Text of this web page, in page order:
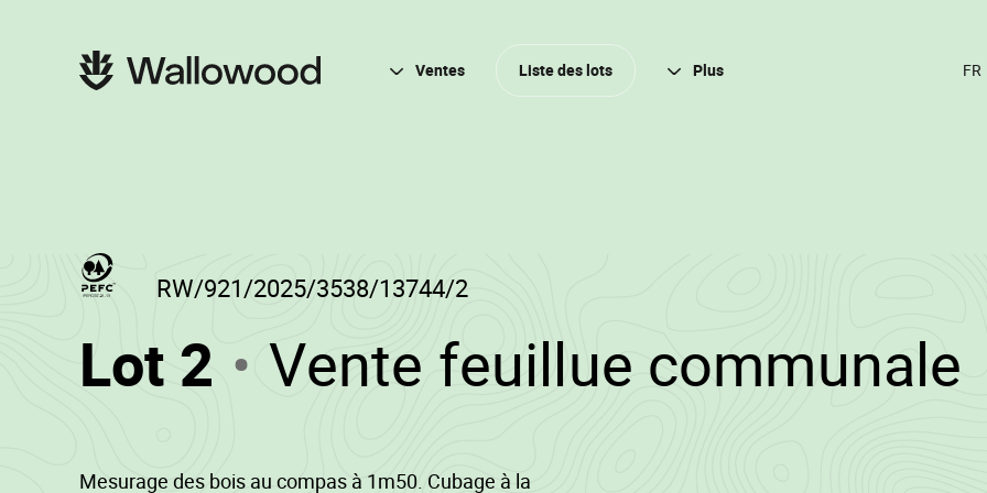
navigation
Lot 2 (RW/921/2025/3538/13744/
Vente feuillue communale
RW/921/2025/3538/13744/2
Mesurage des bois au compas à 1m50. Cubage à la
Navigation
principale Ventes Liste des lots Plus